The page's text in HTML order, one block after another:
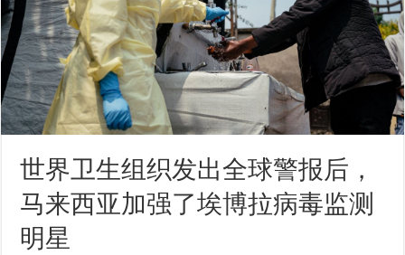
世界卫生组织发出全球警报后，
马来西亚加强了埃博拉病毒监测
明星